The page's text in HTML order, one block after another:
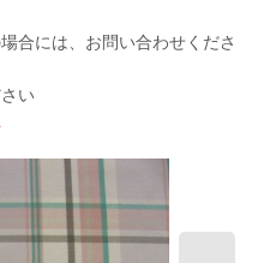
合には、お問い合わせくださ
い